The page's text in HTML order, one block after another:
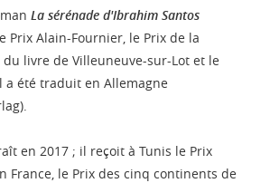
La sérénade d'Ibrahim Santos
Prix Alain-Fournier, le Prix de la
du livre de Villeuneuve-sur-Lot et le
a été traduit en Allemagne
en 2017 ; il reçoit à Tunis le Prix
France, le Prix des cinq continents de